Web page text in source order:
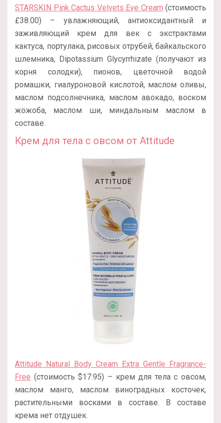
STARSKIN Pink Cactus Velvets Eye Cream (стоимость
£38.00) – увлажняющий, антиоксидантный и
заживляющий крем для век с экстрактами
кактуса, портулака, рисовых отрубей, байкальского
шлемника, Dipotassium Glycyrrhizate (получают из
корня солодки), пионов, цветочной водой
ромашки, гиалуроновой кислотой, маслом оливы,
маслом подсолнечника, маслом авокадо, воском
жожоба, маслом ши, миндальным маслом в
составе.
Крем для тела с овсом от Attitude
Attitude Natural Body Cream Extra Gentle Fragrance-
Free (стоимость $17.95) – крем для тела с овсом,
маслом манго, маслом виноградных косточек,
растительными восками в составе. В составе
крема нет отдушек.